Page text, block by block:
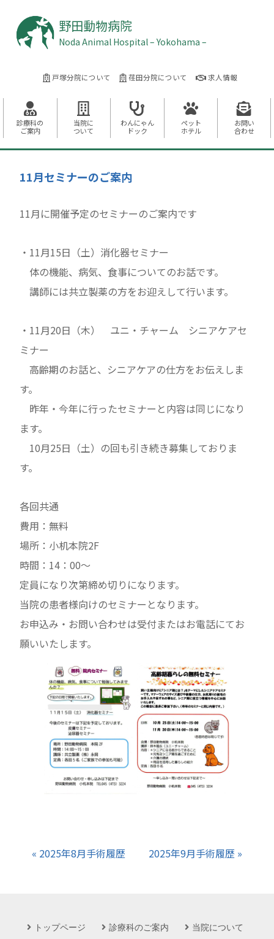
野田動物病院
Noda Animal Hospital – Yokohama –
戸塚分院について 荏田分院について 求人情報
診療科の
ご案内
当院に
ついて
わんにゃん
ドック
ペット
ホテル
お問い
合わせ
11月セミナーのご案内
11月に開催予定のセミナーのご案内です
・11月15日（土）消化器セミナー
体の機能、病気、食事についてのお話です。
講師には共立製薬の方をお迎えして行います。
・11月20日（木） ユニ・チャーム シニアケアセ
ミナー
高齢期のお話と、シニアケアの仕方をお伝えしま
す。
昨年・今年に行ったセミナーと内容は同じになり
ます。
10月25日（土）の回も引き続き募集しておりま
す。
各回共通
費用：無料
場所：小机本院2F
時間：14：00～
定員になり次第締め切りになります。
当院の患者様向けのセミナーとなります。
お申込み・お問い合わせは受付またはお電話にてお
願いいたします。
« 2025年8月手術履歴 2025年9月手術履歴 »
トップページ 診療科のご案内
当院について